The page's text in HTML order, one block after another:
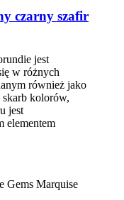
czarny szafir
jest
w różnych
również jako
kolorów,
jest
elementem